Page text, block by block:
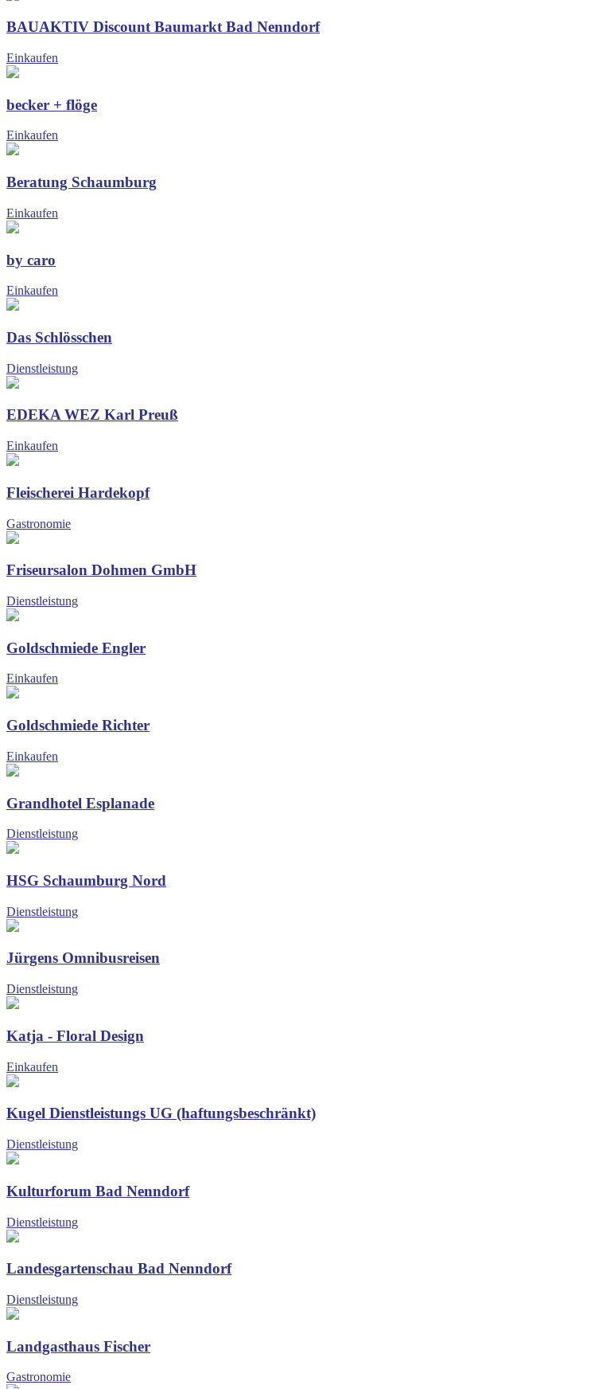
BAUAKTIV Discount Baumarkt Bad Nenndorf
Einkaufen
becker + flöge
Einkaufen
Beratung Schaumburg
Einkaufen
by caro
Einkaufen
Das Schlösschen
Dienstleistung
EDEKA WEZ Karl Preuß
Einkaufen
Fleischerei Hardekopf
Gastronomie
Friseursalon Dohmen GmbH
Dienstleistung
Goldschmiede Engler
Einkaufen
Goldschmiede Richter
Einkaufen
Grandhotel Esplanade
Dienstleistung
HSG Schaumburg Nord
Dienstleistung
Jürgens Omnibusreisen
Dienstleistung
Katja - Floral Design
Einkaufen
Kugel Dienstleistungs UG (haftungsbeschränkt)
Dienstleistung
Kulturforum Bad Nenndorf
Dienstleistung
Landesgartenschau Bad Nenndorf
Dienstleistung
Landgasthaus Fischer
Gastronomie